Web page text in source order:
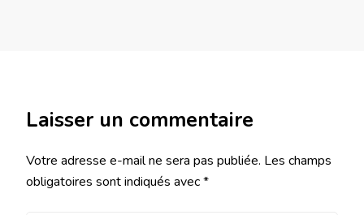
Laisser un commentaire
Votre adresse e-mail ne sera pas publiée. Les champs
obligatoires sont indiqués avec*